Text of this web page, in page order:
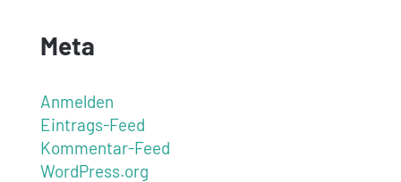
Meta
Anmelden
Eintrags-Feed
Kommentar-Feed
WordPress.org